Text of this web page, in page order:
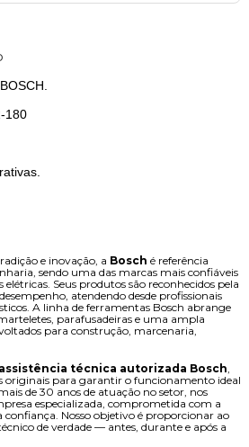
180
e inovação, a Bosch é referência
sendo uma das marcas mais confiáveis
Seus produtos são reconhecidos pela
atendendo desde profissionais
A linha de ferramentas Bosch abrange
parafusadeiras e uma ampla
para construção, marcenaria,
assistência técnica autorizada Bosch,
originais para garantir o funcionamento ideal
de 30 anos de atuação no setor, nos
especializada, comprometida com a
Nosso objetivo é proporcionar ao
de verdade — antes, durante e após a